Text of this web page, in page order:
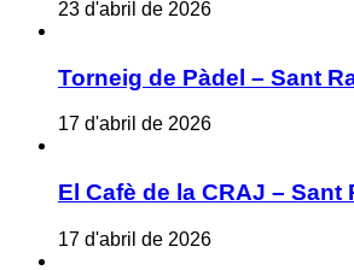
23 d'abril de 2026
Torneig de Pàdel – Sant
17 d'abril de 2026
El Cafè de la CRAJ – Sant
17 d'abril de 2026